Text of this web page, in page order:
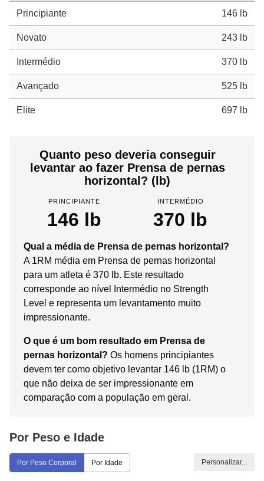
Principiante 146 lb
Novato 243 lb
Intermédio 370 lb
Avançado 525 lb
Elite 697 lb
Quanto peso deveria conseguir
levantar ao fazer Prensa de pernas
horizontal? (lb)
PRINCIPIANTE
146 lb
INTERMÉDIO
370 lb
Qual a média de Prensa de pernas horizontal?
A 1RM média em Prensa de pernas horizontal
para um atleta é 370 lb. Este resultado
corresponde ao nível Intermédio no Strength
Level e representa um levantamento muito
impressionante.
O que é um bom resultado em Prensa de
pernas horizontal? Os homens principiantes
devem ter como objetivo levantar 146 lb (1RM) o
que não deixa de ser impressionante em
comparação com a população em geral.
Por Peso e Idade
Por Peso Corporal Por Idade Personalizar...